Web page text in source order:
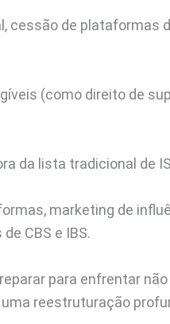
cessão de plataformas
(como direito de
da lista tradicional de
marketing de
CBS e IBS.
para enfrentar
reestruturação